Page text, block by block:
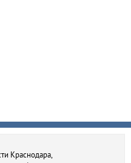
Краснодара,